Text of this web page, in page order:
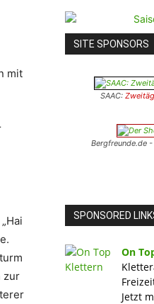
mit
zur
SITE SPONSORS
SAAC:
Bergfreunde.de
SPONSORED
On
Jetzt